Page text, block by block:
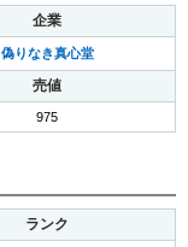
企業
偽りなき真心堂
売値
975
ランク